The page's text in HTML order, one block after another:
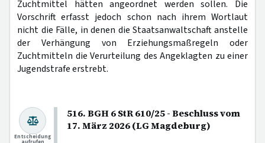
Zuchtmittel hätten angeordnet werden sollen. Die
Vorschrift erfasst jedoch schon nach ihrem Wortlaut
nicht die Fälle, in denen die Staatsanwaltschaft anstelle
der Verhängung von Erziehungsmaßregeln oder
Zuchtmitteln die Verurteilung des Angeklagten zu einer
Jugendstrafe erstrebt.
516. BGH 6 StR 610/25 - Beschluss vom
17. März 2026 (LG Magdeburg)
Entscheidung